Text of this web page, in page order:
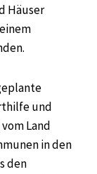
Häuser
und
Land
in den
den